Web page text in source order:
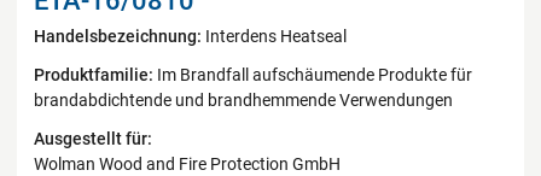
Handelsbezeichnung: Interdens Heatseal
Produktfamilie: Im Brandfall aufschäumende Produkte für
brandabdichtende und brandhemmende Verwendungen
Ausgestellt für:
Wolman Wood and Fire Protection GmbH